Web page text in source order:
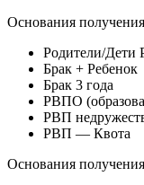
Основания
Родители/Дети
Брак + Ребенок
Брак 3 года
РВПО
РВП
РВП — Квота
Основания